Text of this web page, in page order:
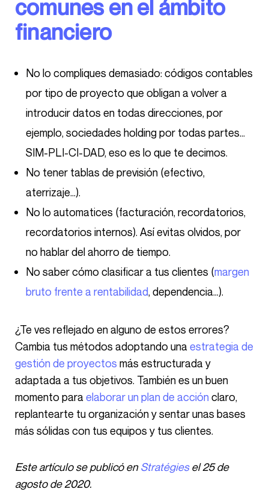
comunes en el ámbito
financiero
No lo compliques demasiado: códigos contables
por tipo de proyecto que obligan a volver a
introducir datos en todas direcciones, por
ejemplo, sociedades holding por todas partes…
SIM-PLI-CI-DAD, eso es lo que te decimos.
No tener tablas de previsión (efectivo,
aterrizaje…).
No lo automatices (facturación, recordatorios,
recordatorios internos). Así evitas olvidos, por
no hablar del ahorro de tiempo.
No saber cómo clasificar a tus clientes (margen
bruto frente a rentabilidad, dependencia…).
¿Te ves reflejado en alguno de estos errores?
Cambia tus métodos adoptando una estrategia de
gestión de proyectos más estructurada y
adaptada a tus objetivos. También es un buen
momento para elaborar un plan de acción claro,
replantearte tu organización y sentar unas bases
más sólidas con tus equipos y tus clientes.
Este artículo se publicó enStratégiesel 25 de
agosto de 2020.